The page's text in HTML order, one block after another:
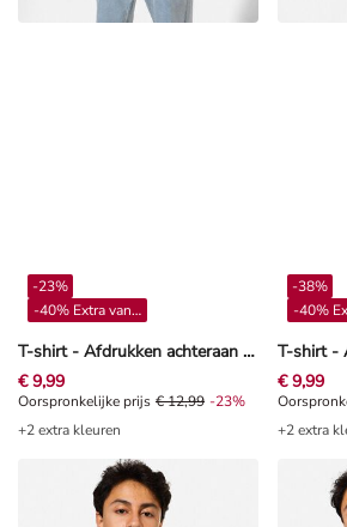
T-shirt - Afdrukken achteraan - Turkoois
-23%
-40% Extra vanaf 4**
€ 9,99
Oorspronkelijke prijs € 12,99, Korting -23%
Oorspronkelijke prijs € 12,99 -23%
+2 extra kleuren
-38%
-40%
€ 9,99
+2 extra